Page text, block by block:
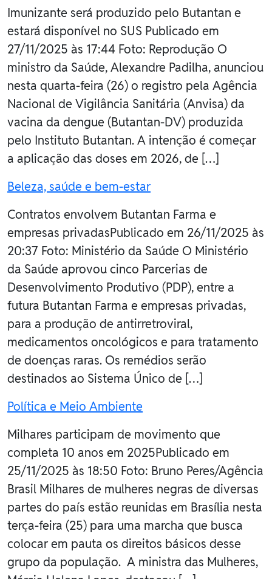
Imunizante será produzido pelo Butantan e
estará disponível no SUS Publicado em
27/11/2025 às 17:44 Foto: Reprodução O
ministro da Saúde, Alexandre Padilha, anunciou
nesta quarta-feira (26) o registro pela Agência
Nacional de Vigilância Sanitária (Anvisa) da
vacina da dengue (Butantan-DV) produzida
pelo Instituto Butantan. A intenção é começar
a aplicação das doses em 2026, de […]
Beleza, saúde e bem-estar
Contratos envolvem Butantan Farma e
empresas privadasPublicado em 26/11/2025 às
20:37 Foto: Ministério da Saúde O Ministério
da Saúde aprovou cinco Parcerias de
Desenvolvimento Produtivo (PDP), entre a
futura Butantan Farma e empresas privadas,
para a produção de antirretroviral,
medicamentos oncológicos e para tratamento
de doenças raras. Os remédios serão
destinados ao Sistema Único de […]
Política e Meio Ambiente
Milhares participam de movimento que
completa 10 anos em 2025Publicado em
25/11/2025 às 18:50 Foto: Bruno Peres/Agência
Brasil Milhares de mulheres negras de diversas
partes do país estão reunidas em Brasília nesta
terça-feira (25) para uma marcha que busca
colocar em pauta os direitos básicos desse
grupo da população. A ministra das Mulheres,